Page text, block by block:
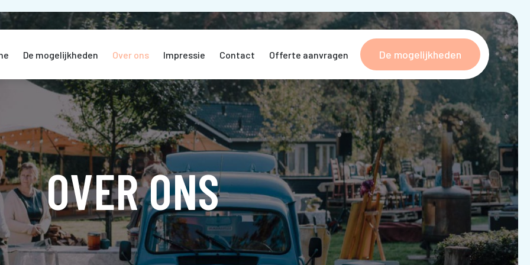
De mogelijkheden Over ons Impressie Contact Offerte aanvragen De mogelijkheden
OVER ONS